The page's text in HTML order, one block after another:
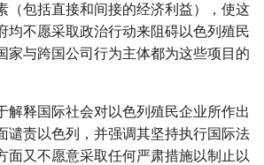
（包括直接和间接的经济利益），使这
均不愿采取政治行动来阻碍以色列殖民
家与跨国公司行为主体都为这些项目的
解释国际社会对以色列殖民企业所作出
谴责以色列，并强调其坚持执行国际法
面又不愿意采取任何严肃措施以制止以